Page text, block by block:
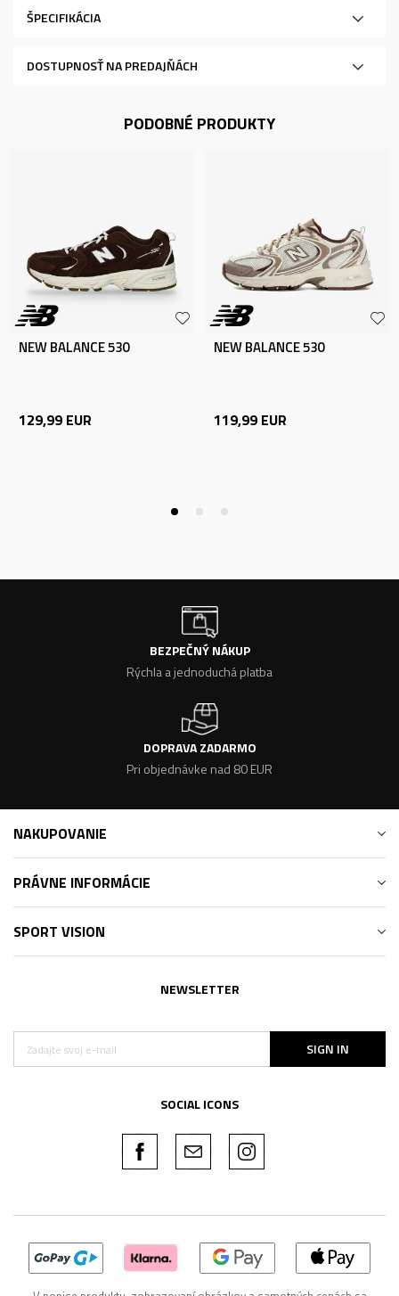
ŠPECIFIKÁCIA
DOSTUPNOSŤ NA PREDAJŇÁCH
PODOBNÉ PRODUKTY
NEW BALANCE 530
129,99 EUR
NEW BALANCE 530
119,99 EUR
BEZPEČNÝ NÁKUP
Rýchla a jednoduchá platba
DOPRAVA ZADARMO
Pri objednávke nad 80 EUR
NAKUPOVANIE
PRÁVNE INFORMÁCIE
SPORT VISION
NEWSLETTER
SIGN IN
SOCIAL ICONS